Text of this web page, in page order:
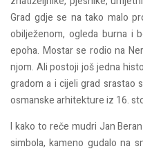
Grad gdje se na tako malo
obilježenom, ogleda burna i
epoha. Mostar se rodio na
njom. Ali postoji još jedna
gradom a i cijeli grad srastao
osmanske arhitekture iz 16.
I kako to reče mudri Jan
simbola, kameno gudalo na